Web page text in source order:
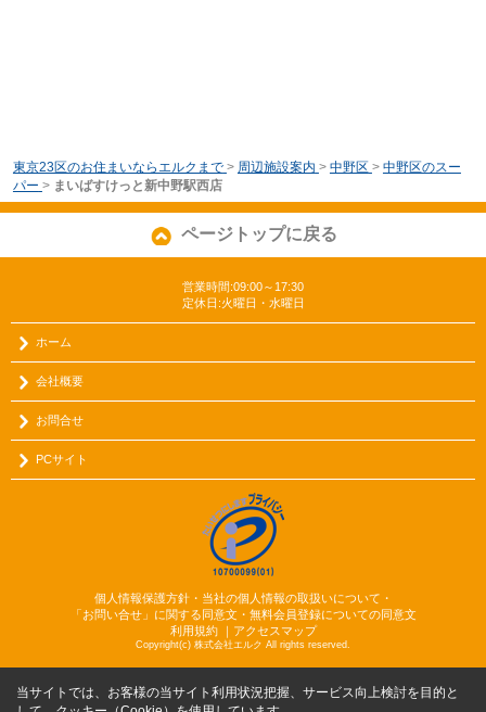
東京23区のお住まいならエルクまで > 周辺施設案内 > 中野区 > 中野区のスー
パー > まいばすけっと新中野駅西店
ページトップに戻る
営業時間:09:00～17:30
定休日:火曜日・水曜日
ホーム
会社概要
お問合せ
PCサイト
個人情報保護方針・当社の個人情報の取扱いについて・
「お問い合せ」に関する同意文・無料会員登録についての同意文
利用規約｜ アクセスマップ
Copyright(c) 株式会社エルク All rights reserved.
当サイトでは、お客様の当サイト利用状況把握、サービス向上検討を目的と